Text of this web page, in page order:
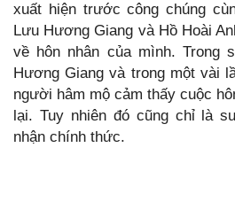
xuất hiện trước công chúng
Lưu Hương Giang và Hồ Hoài
về hôn nhân của mình. Trong
Hương Giang và trong một vài
người hâm mộ cảm thấy cuộc
lại. Tuy nhiên đó cũng chỉ là
nhận chính thức.